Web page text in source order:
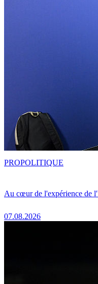
Au cœur de l'expérience de
07.08.2026
PROPOLITIQUE